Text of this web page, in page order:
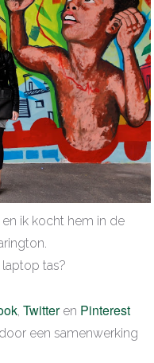
ik kocht hem in de
tas?
, Twitteren Pinterest
een samenwerking